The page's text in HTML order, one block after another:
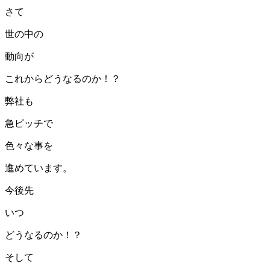
さて
世の中の
動向が
これからどうなるのか！？
弊社も
急ピッチで
色々な事を
進めています。
今後先
いつ
どうなるのか！？
そして